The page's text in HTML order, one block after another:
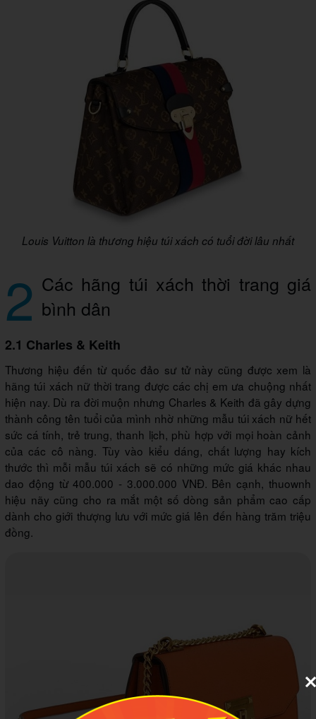
Louis Vuitton là thương hiệu túi xách có tuổi đời lâu nhất
2 Các hãng túi xách thời trang giá
bình dân
2.1 Charles & Keith
Thương hiệu đến từ quốc đảo sư tử này cũng được xem là
hãng túi xách nữ thời trang được các chị em ưa chuộng nhất
hiện nay. Dù ra đời muộn nhưng Charles & Keith đã gây dựng
thành công tên tuổi của mình nhờ những mẫu túi xách nữ hết
sức cá tính, trẻ trung, thanh lịch, phù hợp với mọi hoàn cảnh
của các cô nàng. Tùy vào kiểu dáng, chất lượng hay kích
thước thì mỗi mẫu túi xách sẽ có những mức giá khác nhau
dao động từ 400.000 - 3.000.000 VNĐ. Bên cạnh, thuownh
hiệu nãy cũng cho ra mắt một số dòng sản phẩm cao cấp
dành cho giới thượng lưu với mức giá lên đến hàng trăm triệu
đồng.